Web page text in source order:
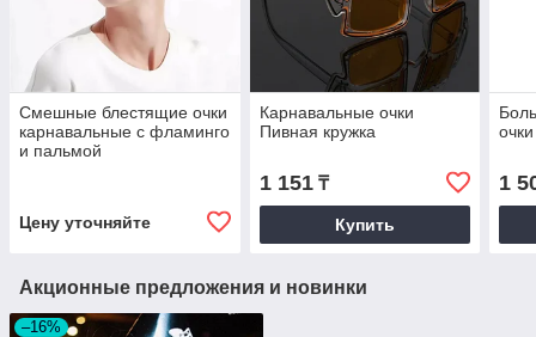
Смешные блестящие очки
карнавальные с фламинго
и пальмой
Цену уточняйте
Карнавальные очки
Пивная кружка
1 151₸
Купить
1
Акционные предложения и новинки
–16%